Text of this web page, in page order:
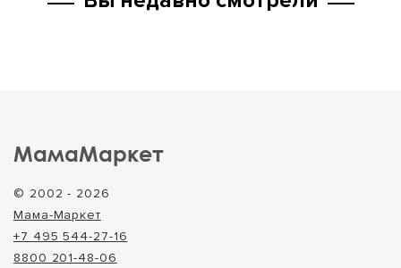
МамаМаркет
© 2002 - 2026
Мама-Маркет
+7 495 544-27-16
8800 201-48-06